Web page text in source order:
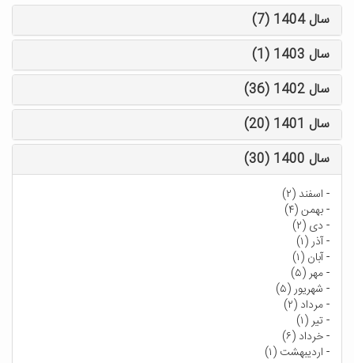
سال 1404 (7)
سال 1403 (1)
سال 1402 (36)
سال 1401 (20)
سال 1400 (30)
- اسفند (۲)
-بهمن (۴)
- دی (۲)
-آذر (۱)
-آبان (۱)
-مهر (۵)
- شهریور (۵)
-مرداد (۲)
-تیر (۱)
-خرداد (۶)
- اردیبهشت (۱)